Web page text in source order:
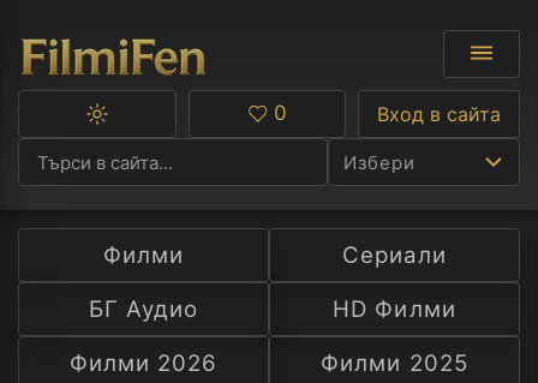
Избери
Ф
С
А
Превключване
тъмна
тема
Любими
0 Вход в сайта
Филми
Сериали
БГ Аудио
HD Филми
Филми 2026
Филми 2025